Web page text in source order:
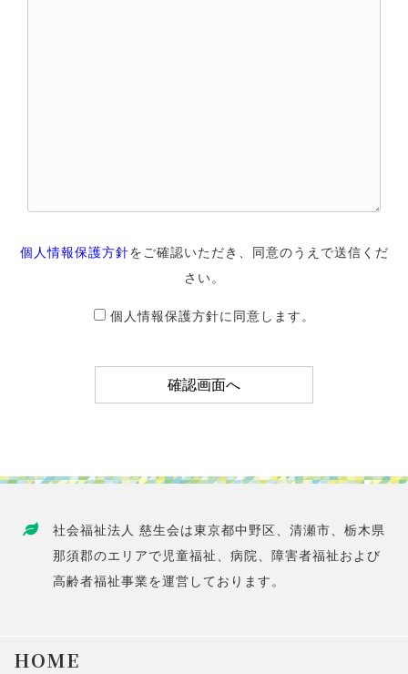
個人情報保護方針をご確認いただき、同意のうえで送信くだ
さい。
個人情報保護方針に同意します。
社会福祉法人 慈生会は東京都中野区、清瀬市、栃木県
那須郡のエリアで児童福祉、病院、障害者福祉および
高齢者福祉事業を運営しております。
HOME